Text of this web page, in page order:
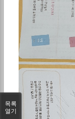
목록
열기